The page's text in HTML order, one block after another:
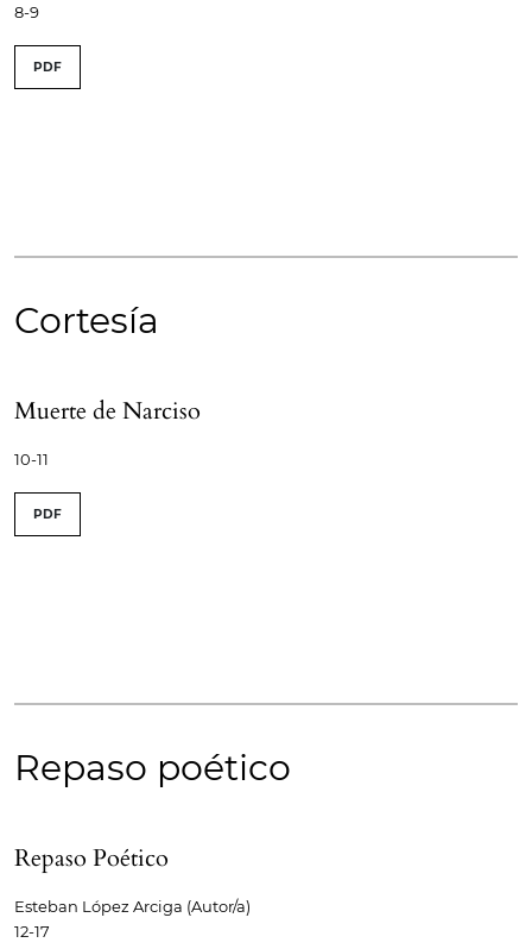
8-9
PDF
Cortesía
Muerte de Narciso
10-11
PDF
Repaso poético
Repaso Poético
Esteban López Arciga (Autor/a)
12-17